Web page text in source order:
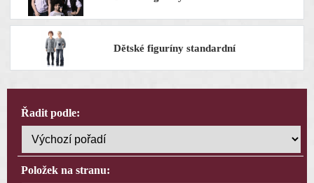
Dětské figuríny standardní
Řadit podle:
Položek na stranu: